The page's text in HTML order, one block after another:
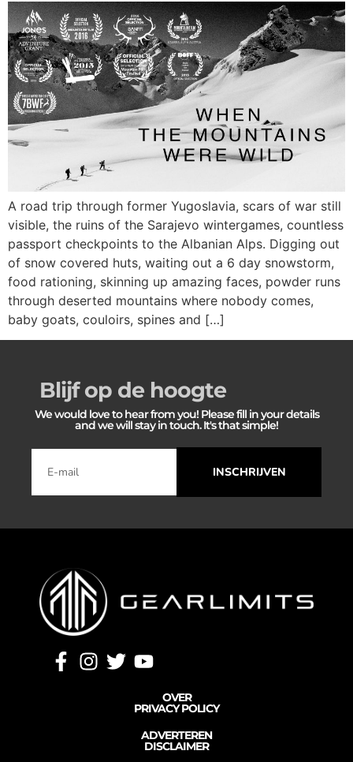
A road trip through former Yugoslavia, scars of war still
visible, the ruins of the Sarajevo wintergames, countless
passport checkpoints to the Albanian Alps. Digging out
of snow covered huts, waiting out a 6 day snowstorm,
food rationing, skinning up amazing faces, powder runs
through deserted mountains where nobody comes,
baby goats, couloirs, spines and […]
Blijf op de hoogte
We would love to hear from you! Please fill in your details
and we will stay in touch. It's that simple!
INSCHRIJVEN
OVER
PRIVACY POLICY
ADVERTEREN
DISCLAIMER